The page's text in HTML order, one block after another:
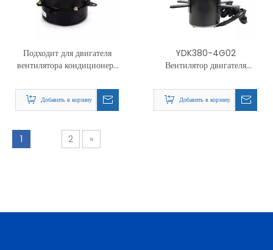
Подходит для двигателя
вентилятора кондиционера
назад, 31 Вт, общий
Добавить в корзину
YDK380-4G02
Вентилятор двигателя
кондиционера Chigo
Добавить в корзину
1 2 »